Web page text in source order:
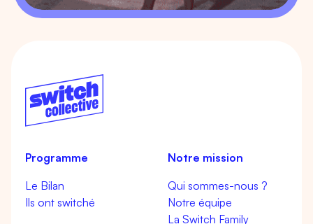
Programme
Le Bilan
Ils ont switché
Notre mission
Qui sommes-nous ?
Notre équipe
La Switch Family